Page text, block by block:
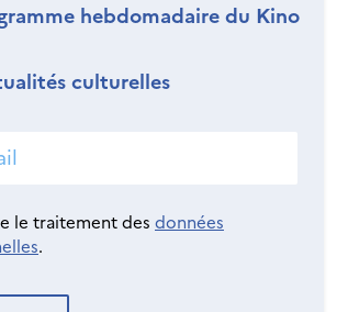
hebdomadaire du Kino
culturelles
le traitement des données
.